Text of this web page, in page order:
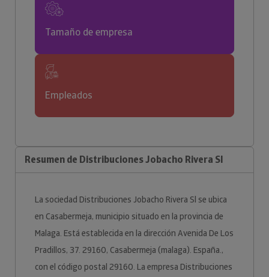
Tamaño de empresa
Empleados
Resumen de Distribuciones Jobacho Rivera Sl
La sociedad Distribuciones Jobacho Rivera Sl se ubica
en Casabermeja, municipio situado en la provincia de
Malaga. Está establecida en la dirección Avenida De Los
Pradillos, 37. 29160, Casabermeja (malaga). España.,
con el código postal 29160. La empresa Distribuciones